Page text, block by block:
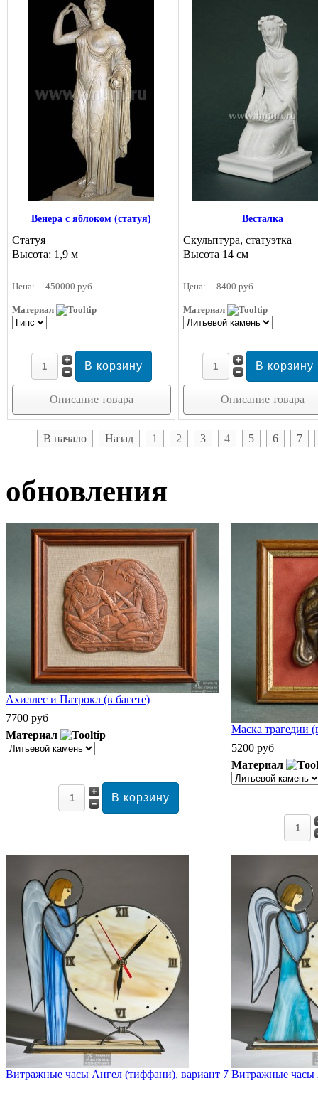
Венера с яблоком (статуя)
Статуя
Высота: 1,9 м
Цена: 450000 руб
Материал
Описание товара
Весталка
Скульптура, статуэтка
Высота 14 см
Цена: 8400 руб
Материал
Описание товара
В начало Назад 1 2 3 4 5 6 7
обновления
Ахиллес и Патрокл (в багете)
7700 руб
Материал
Маска трагедии
5200 руб
Материал
Витражные часы Ангел (тиффани), вариант 7 Витражные часы